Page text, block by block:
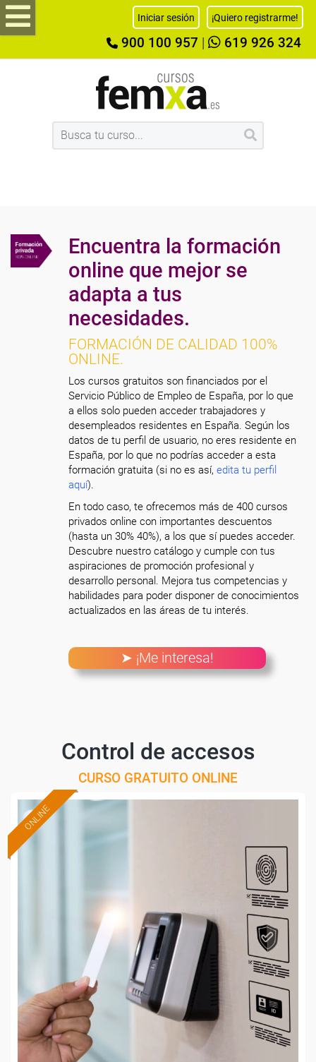
Iniciar sesión ¡Quiero registrarme!
900 100 957 619 926 324
Encuentra la formación
online que mejor se
adapta a tus
necesidades.
FORMACIÓN DE CALIDAD 100%
ONLINE.
Los cursos gratuitos son financiados por el
Servicio Público de Empleo de España, por lo que
a ellos solo pueden acceder trabajadores y
desempleados residentes en España. Según los
datos de tu perfil de usuario, no eres residente en
España, por lo que no podrías acceder a esta
formación gratuita (si no es así,edita tu perfil
aquí).
En todo caso, te ofrecemos más de 400 cursos
privados online con importantes descuentos
(hasta un 30% 40%), a los que sí puedes acceder.
Descubre nuestro catálogo y cumple con tus
aspiraciones de promoción profesional y
desarrollo personal. Mejora tus competencias y
habilidades para poder disponer de conocimientos
actualizados en las áreas de tu interés.
➤ ¡Me interesa!
Control de accesos
CURSO GRATUITO ONLINE
ONLINE